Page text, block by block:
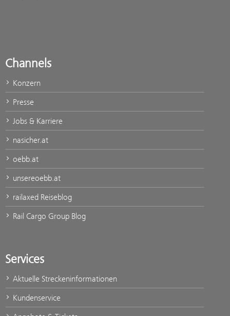
Channels
Konzern
Presse
Jobs & Karriere
nasicher.at
oebb.at
unsereoebb.at
railaxed Reiseblog
Rail Cargo Group Blog
Services
Aktuelle Streckeninformationen
Kundenservice